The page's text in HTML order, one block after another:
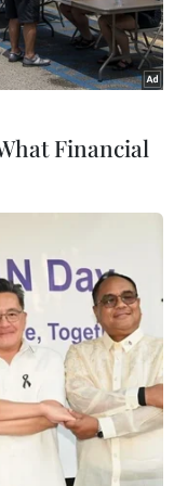
Xuân Thức.
cho biết, Cơ
vụ án cướp tài
Financial